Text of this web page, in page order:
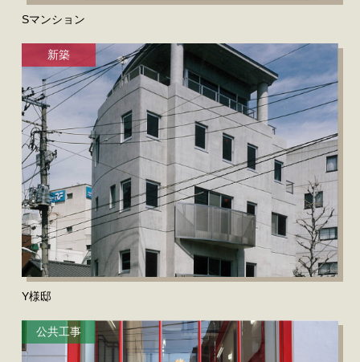
Sマンション
新築
Y様邸
公共工事